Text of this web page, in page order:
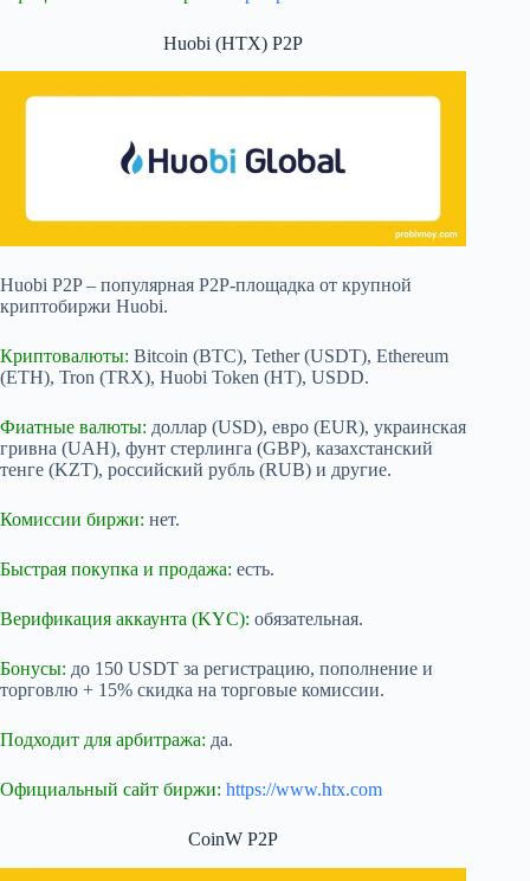
Huobi (HTX) P2P
Huobi P2P – популярная P2P-площадка от крупной
криптобиржи Huobi.
Криптовалюты: Bitcoin (BTC), Tether (USDT), Ethereum
(ETH), Tron (TRX), Huobi Token (HT), USDD.
Фиатные валюты: доллар (USD), евро (EUR), украинская
гривна (UAH), фунт стерлинга (GBP), казахстанский
тенге (KZT), российский рубль (RUB) и другие.
Комиссии биржи: нет.
Быстрая покупка и продажа: есть.
Верификация аккаунта (KYC): обязательная.
Бонусы: до 150 USDT за регистрацию, пополнение и
торговлю + 15% скидка на торговые комиссии.
Подходит для арбитража: да.
Официальный сайт биржи: https://www.htx.com
CoinW P2P